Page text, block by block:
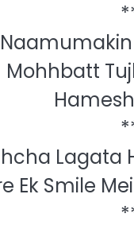
Mohhbatt
Lagata
Ek Smile